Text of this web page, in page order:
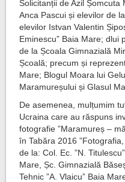
Solicitanții de Azil
Anca Pascui și elevilor de
elevilor Istvan Valentin
Eminescu” Baia Mare; dlui
de la Școala Gimnazială
Școală; precum și
Mare; Blogul Moara lui
Maramureșului și Glasul
De asemenea, mulțumim
Ucraina care au răspuns
fotografie ”Maramureș –
în Tabăra 2016
de la: Col. Ec. ”N.
Mare, Șc. Gimnazială
Tehnic ”A. Vlaicu” Baia